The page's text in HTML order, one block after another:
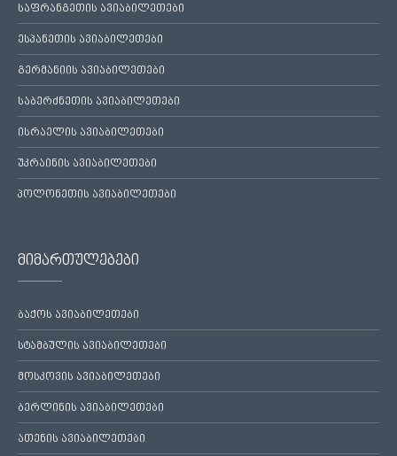
საფრანგეთის ავიაბილეთები
ესპანეთის ავიაბილეთები
გერმანიის ავიაბილეთები
საბერძნეთის ავიაბილეთები
ისრაელის ავიაბილეთები
უკრაინის ავიაბილეთები
პოლონეთის ავიაბილეთები
მიმართულებები
ბაქოს ავიაბილეთები
სტამბულის ავიაბილეთები
მოსკოვის ავიაბილეთები
ბერლინის ავიაბილეთები
ათენის ავიაბილეთები